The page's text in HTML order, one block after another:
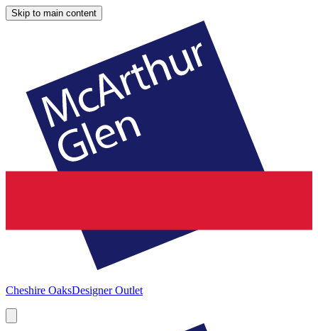
Skip to main content
Cheshire OaksDesigner Outlet